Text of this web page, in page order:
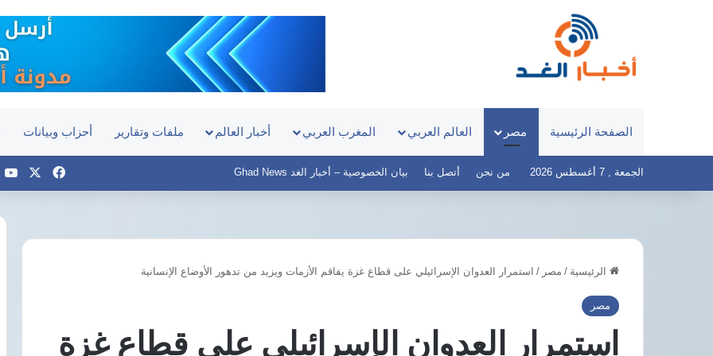
الصفحة الرئيسية مصر العالم العربي المغرب العربي أخبار العالم ملفات وتقارير أحزاب وبيانات
الجمعة , 7 أغسطس 2026 من نحن أتصل بنا بيان الخصوصية – أخبار الغد Ghad News فيسبوك
الرئيسية / مصر / استمرار العدوان الإسرائيلي على قطاع غزة يفاقم الأزمات ويزيد من تدهور الأوضاع الإنسانية
مصر
استمرار العدوان الإسرائيلي على قطاع غزة
تدعو
قناة